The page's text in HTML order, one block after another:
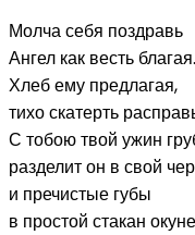
Молча себя поздравь
Ангел как весть
Хлеб ему предлагая,
тихо скатерть
С тобою твой ужин
разделит он в свой
и пречистые губы
в простой стакан